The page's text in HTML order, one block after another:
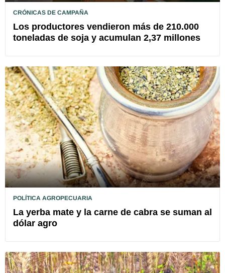
CRÓNICAS DE CAMPAÑA
Los productores vendieron más de 210.000
toneladas de soja y acumulan 2,37 millones
POLÍTICA AGROPECUARIA
La yerba mate y la carne de cabra se suman al
dólar agro